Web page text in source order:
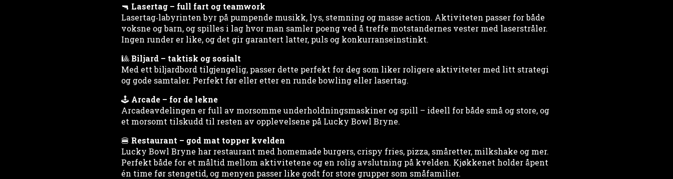
🔫 Lasertag – full fart og teamwork
Lasertag‑labyrinten byr på pumpende musikk, lys, stemning og masse action. Aktiviteten passer for både
voksne og barn, og spilles i lag hvor man samler poeng ved å treffe motstandernes vester med laserstråler.
Ingen runder er like, og det gir garantert latter, puls og konkurranseinstinkt.
🎱 Biljard – taktisk og sosialt
Med ett biljardbord tilgjengelig, passer dette perfekt for deg som liker roligere aktiviteter med litt strategi
og gode samtaler. Perfekt før eller etter en runde bowling eller lasertag.
🕹 Arcade – for de lekne
Arcadeavdelingen er full av morsomme underholdningsmaskiner og spill – ideell for både små og store, og
et morsomt tilskudd til resten av opplevelsene på Lucky Bowl Bryne.
🍔 Restaurant – god mat topper kvelden
Lucky Bowl Bryne har restaurant med homemade burgers, crispy fries, pizza, småretter, milkshake og mer.
Perfekt både for et måltid mellom aktivitetene og en rolig avslutning på kvelden. Kjøkkenet holder åpent
én time før stengetid, og menyen passer like godt for store grupper som småfamilier.